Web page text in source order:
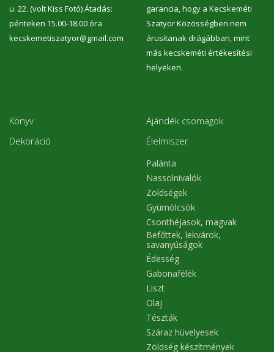
u. 22. (volt Kiss Fotó) Átadás:
pénteken 15.00-18.00 óra
kecskemetiszatyor@gmail.com
garancia, hogy a Kecskeméti
Szatyor Közösségben nem
árusítanak drágábban, mint
más kecskeméti értékesítési
helyeken.
Könyv
Dekoráció
Ajándék csomagok
Élelmiszer
Palánta
Nassolnivalók
Zöldségek
Gyümölcsök
Csonthéjasok, magvak
Befőttek, lekvárok,
savanyúságok
Édesség
Gabonafélék
Liszt
Olaj
Tészták
Száraz hüvelyesek
Zöldség készítmények